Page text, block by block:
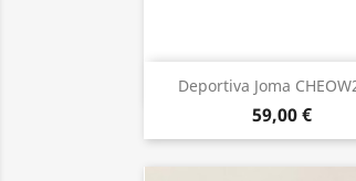
Deportiva Joma
59,00 €
Vista rápida